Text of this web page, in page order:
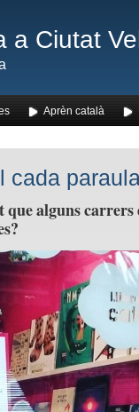
a Ciutat
Aprèn català
cada
que alguns